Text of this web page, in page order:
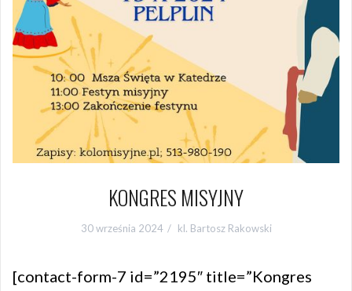
KONGRES MISYJNY
30 września 2024 kl. Bartosz Rakowski
[contact-form-7 id=”2195″ title=”Kongres